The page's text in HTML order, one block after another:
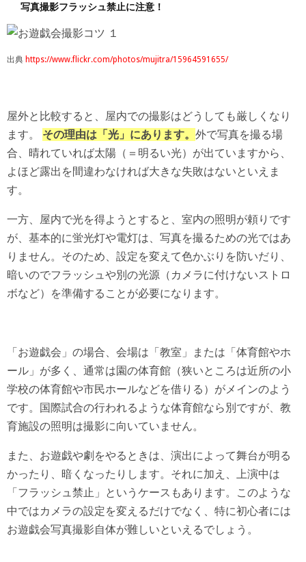
写真撮影フラッシュ禁止に注意！
出典 https://www.flickr.com/photos/mujitra/15964591655/
屋外と比較すると、屋内での撮影はどうしても厳しくなり
ます。 その理由は「光」にあります。 外で写真を撮る場
合、晴れていれば太陽（＝明るい光）が出ていますから、
よほど露出を間違わなければ大きな失敗はないといえま
す。
一方、屋内で光を得ようとすると、室内の照明が頼りです
が、基本的に蛍光灯や電灯は、写真を撮るための光ではあ
りません。そのため、設定を変えて色かぶりを防いだり、
暗いのでフラッシュや別の光源（カメラに付けないストロ
ボなど）を準備することが必要になります。
「お遊戯会」の場合、会場は「教室」または「体育館やホ
ール」が多く、通常は園の体育館（狭いところは近所の小
学校の体育館や市民ホールなどを借りる）がメインのよう
です。国際試合の行われるような体育館なら別ですが、教
育施設の照明は撮影に向いていません。
また、お遊戯や劇をやるときは、演出によって舞台が明る
かったり、暗くなったりします。それに加え、上演中は
「フラッシュ禁止」というケースもあります。このような
中ではカメラの設定を変えるだけでなく、特に初心者には
お遊戯会写真撮影自体が難しいといえるでしょう。